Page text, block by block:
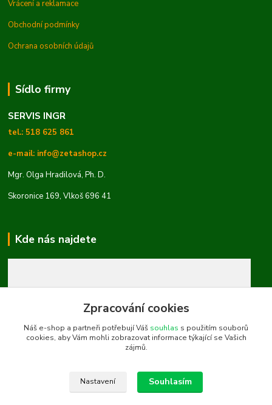
Vrácení a reklamace
Obchodní podmínky
Ochrana osobních údajů
Sídlo firmy
SERVIS INGR
tel.: 518 625 861
e-mail: info@zetashop.cz
Mgr. Olga Hradilová, Ph. D.
Skoronice 169, Vlkoš 696 41
Kde nás najdete
Zpracování cookies
Náš e-shop a partneři potřebují Váš souhlas s použitím souborů
cookies, aby Vám mohli zobrazovat informace týkající se Vašich
zájmů.
Nastavení Souhlasím